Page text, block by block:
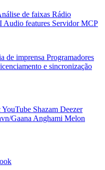
de faixas Rádio
Audio features Servidor MCP
de imprensa Programadores
e sincronização
YouTube Shazam Deezer
Gaana Anghami Melon